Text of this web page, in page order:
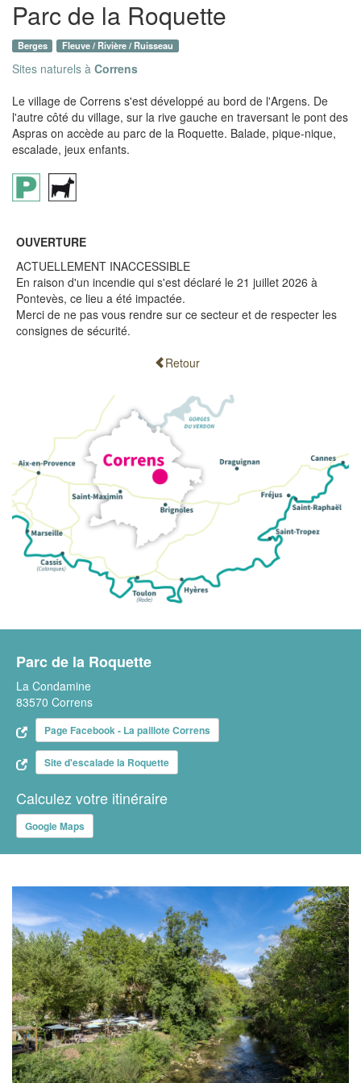
Parc de la Roquette
Berges Fleuve / Rivière / Ruisseau
Sites naturels à Correns
Le village de Correns s'est développé au bord de l'Argens. De
l'autre côté du village, sur la rive gauche en traversant le pont des
Aspras on accède au parc de la Roquette. Balade, pique-nique,
escalade, jeux enfants.
OUVERTURE
ACTUELLEMENT INACCESSIBLE
En raison d'un incendie qui s'est déclaré le 21 juillet 2026 à
Pontevès, ce lieu a été impactée.
Merci de ne pas vous rendre sur ce secteur et de respecter les
consignes de sécurité.
Retour
Parc de la Roquette
La Condamine
83570 Correns
Page Facebook - La paillote Correns
Site d'escalade la Roquette
Calculez votre itinéraire
Google Maps